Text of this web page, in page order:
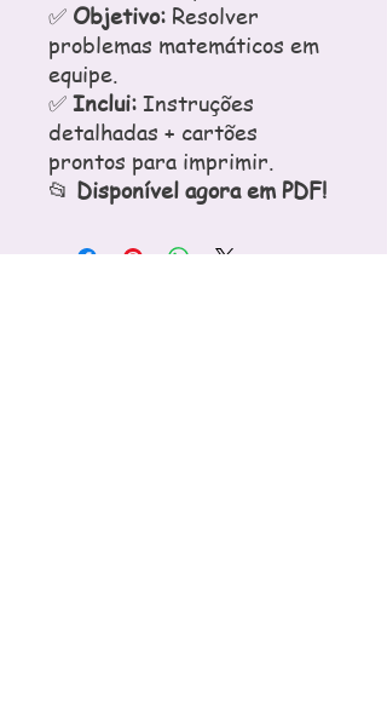
✅ Objetivo: Resolver
problemas matemáticos em
equipe.
✅ Inclui: Instruções
detalhadas + cartões
prontos para imprimir.
📂 Disponível agora em PDF!